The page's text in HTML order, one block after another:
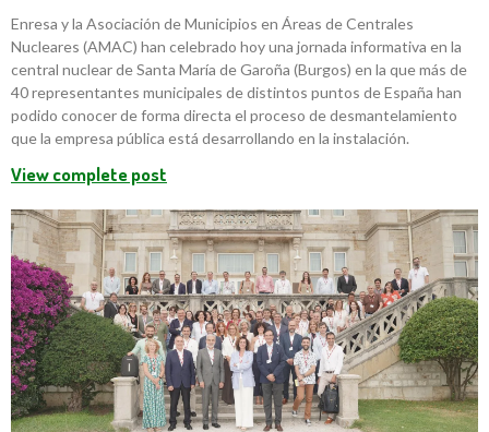
Enresa y la Asociación de Municipios en Áreas de Centrales
Nucleares (AMAC) han celebrado hoy una jornada informativa en la
central nuclear de Santa María de Garoña (Burgos) en la que más de
40 representantes municipales de distintos puntos de España han
podido conocer de forma directa el proceso de desmantelamiento
que la empresa pública está desarrollando en la instalación.
View complete post